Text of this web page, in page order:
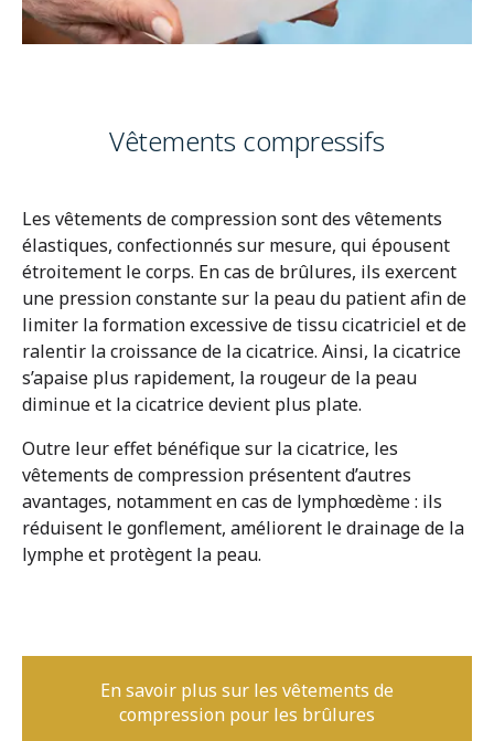
Prenez rendez-vous
Professionnels de santé
OrthoShop
Vêtements compressifs
Les vêtements de compression sont des vêtements
élastiques, confectionnés sur mesure, qui épousent
étroitement le corps. En cas de brûlures, ils exercent
une pression constante sur la peau du patient afin de
limiter la formation excessive de tissu cicatriciel et de
ralentir la croissance de la cicatrice. Ainsi, la cicatrice
s’apaise plus rapidement, la rougeur de la peau
diminue et la cicatrice devient plus plate.
Outre leur effet bénéfique sur la cicatrice, les
vêtements de compression présentent d’autres
avantages, notamment en cas de lymphœdème : ils
réduisent le gonflement, améliorent le drainage de la
lymphe et protègent la peau.
En savoir plus sur les vêtements de
compression pour les brûlures